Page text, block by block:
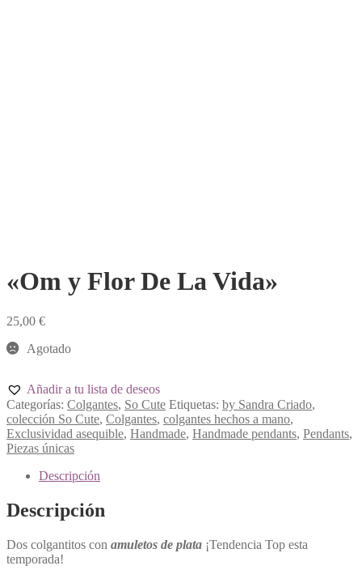
«Om y Flor De La Vida»
25,00 €
Agotado
Añadir a tu lista de deseos
Categorías: Colgantes, So Cute Etiquetas: by Sandra Criado,
colección So Cute, Colgantes, colgantes hechos a mano,
Exclusividad asequible, Handmade, Handmade pendants, Pendants,
Piezas únicas
Descripción
Descripción
Dos colgantitos con amuletos de plata ¡Tendencia Top esta
temporada!